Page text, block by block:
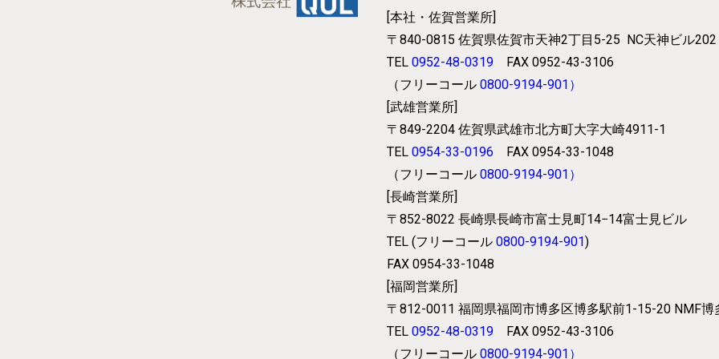
[本社・佐賀営業所]
〒840-0815佐賀県佐賀市天神2丁目5-25 NC天神ビル202
TEL0952-48-0319
FAX 0952-43-3106
（フリーコール0800-9194-901 ）
[武雄営業所]
〒849-2204佐賀県武雄市北方町大字大崎4911-1
TEL0954-33-0196
FAX 0954-33-1048
（フリーコール0800-9194-901 ）
[長崎営業所]
〒852-8022長崎県長崎市富士見町14−14富士見ビル
TEL (フリーコール0800-9194-901)
FAX 0954-33-1048
[福岡営業所]
〒812-0011福岡県福岡市博多区博多駅前1-15-20 NMF博
TEL0952-48-0319
FAX 0952-43-3106
（フリーコール0800-9194-901 ）